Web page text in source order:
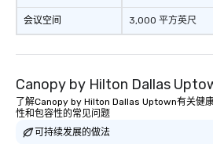
会议空间 3,000 平方英尺
Canopy by Hilton Dallas
了解Canopy by Hilton Dallas Uptown有关健
性和包容性的常见问题
可持续发展的做法